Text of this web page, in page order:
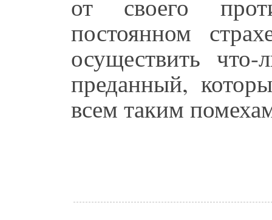
постоянном
осуществить
преданный,
всем таким